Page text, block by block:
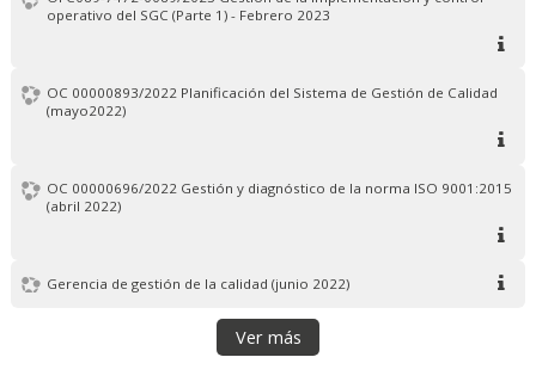
operativo del SGC (Parte 1) - Febrero 2023
OC 00000893/2022 Planificación del Sistema de Gestión de Calidad
(mayo2022)
OC 00000696/2022 Gestión y diagnóstico de la norma ISO 9001:2015
(abril 2022)
Gerencia de gestión de la calidad (junio 2022)
Ver más